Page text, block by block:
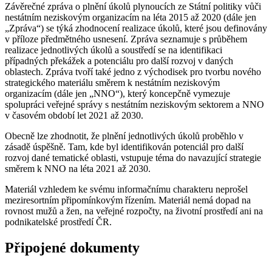
Závěrečné zpráva o plnění úkolů plynoucích ze Státní politiky vůči
nestátním neziskovým organizacím na léta 2015 až 2020 (dále jen
„Zpráva“) se týká zhodnocení realizace úkolů, které jsou definovány
v příloze předmětného usnesení. Zpráva seznamuje s průběhem
realizace jednotlivých úkolů a soustředí se na identifikaci
případných překážek a potenciálu pro další rozvoj v daných
oblastech. Zpráva tvoří také jedno z východisek pro tvorbu nového
strategického materiálu směrem k nestátním neziskovým
organizacím (dále jen „NNO“), který koncepčně vymezuje
spolupráci veřejné správy s nestátním neziskovým sektorem a NNO
v časovém období let 2021 až 2030.
Obecně lze zhodnotit, že plnění jednotlivých úkolů proběhlo v
zásadě úspěšně. Tam, kde byl identifikován potenciál pro další
rozvoj dané tematické oblasti, vstupuje téma do navazující strategie
směrem k NNO na léta 2021 až 2030.
Materiál vzhledem ke svému informačnímu charakteru neprošel
meziresortním připomínkovým řízením. Materiál nemá dopad na
rovnost mužů a žen, na veřejné rozpočty, na životní prostředí ani na
podnikatelské prostředí ČR.
Připojené dokumenty